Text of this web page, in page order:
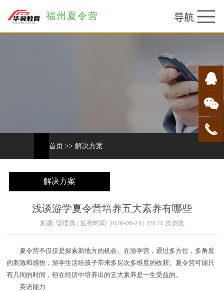
福州夏令营
首页 >> 解决方案
解决方案
浅谈游学夏令营培养五大素养有哪些
来源: 管理员 | 发布时间: 2026-06-24 | 35171 次浏览
夏令营不仅仅是探索新地方的机会。在游学营，通过多方位，多角度
的刺激和感悟，游学生活给孩子带来多层次多维度的收获。夏令营可能只
有几周的时间，但在经历中培养出的五大素养是一生受益的。
英语能力